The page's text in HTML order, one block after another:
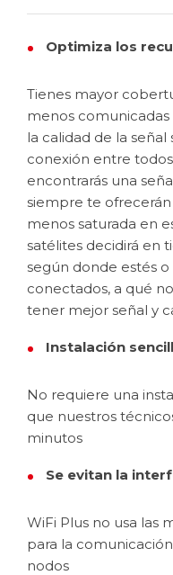
Optimiza los
Tienes mayor
menos comunicadas
la calidad de la señal
conexión entre
encontrarás una
siempre te
menos saturada en
satélites decidirá en
según donde estés
conectados, a qué
tener mejor señal y
Instalación
No requiere una
que nuestros
minutos
Se evitan la
WiFi Plus no usa las
para la
nodos